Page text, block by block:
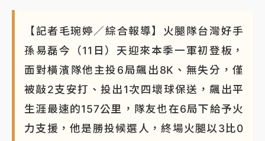
【記者毛琬婷／綜合報導】火腿隊台灣好手
孫易磊今（11日）天迎來本季一軍初登板，
面對橫濱隊他主投6局飆出8K、無失分，僅
被敲2支安打、投出1次四壞球保送，飆出平
生涯最速的157公里，隊友也在6局下給予火
力支援，他是勝投候選人，終場火腿以3比0